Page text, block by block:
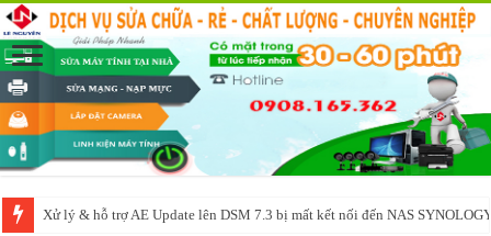
Xử lý & hỗ trợ AE Update lên DSM 7.3 bị mất kết nối đến NAS
NAS IO DATA N3160 2BAY 4BAY – chạy SYNOLOGY, OMV, CASA